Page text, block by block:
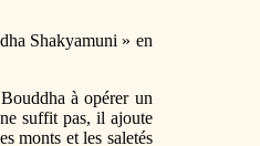
Shakyamuni » en
à opérer un
suffit pas, il ajoute
monts et les saletés